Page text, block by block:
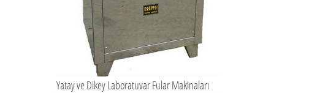
Yatay ve Dikey Laboratuvar Fular Makinaları